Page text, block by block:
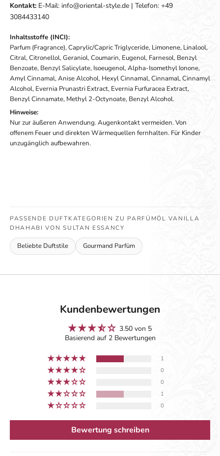
Kontakt: E-Mail: info@oriental-style.de | Telefon: +49
3084433140
Inhaltsstoffe (INCI):
Parfum (Fragrance), Caprylic/Capric Triglyceride, Limonene, Linalool,
Citral, Citronellol, Geraniol, Coumarin, Eugenol, Farnesol, Benzyl
Benzoate, Benzyl Salicylate, Isoeugenol, Alpha-Isomethyl Ionone,
Amyl Cinnamal, Anise Alcohol, Hexyl Cinnamal, Cinnamal, Cinnamyl
Alcohol, Evernia Prunastri Extract, Evernia Furfuracea Extract,
Benzyl Cinnamate, Methyl 2-Octynoate, Benzyl Alcohol.
Hinweise:
Nur zur äußeren Anwendung. Augenkontakt vermeiden. Von
offenem Feuer und direkten Wärmequellen fernhalten. Für Kinder
unzugänglich aufbewahren.
PASSENDE DUFTKATEGORIEN ZU PARFÜMÖL VANILLA
DHAHABI VON SULTAN ESSANCY
Beliebte Duftstile Gourmand Parfüm
Kundenbewertungen
3.50 von 5
Basierend auf 2 Bewertungen
1
0
0
1
0
Bewertung schreiben